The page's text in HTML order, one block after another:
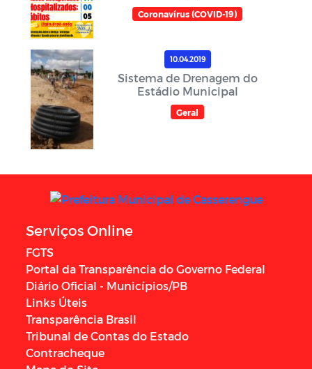
Coronavírus (COVID-19)
10.04.2019
Sistema de Drenagem do
Estádio Municipal
Geral
Serviços Online
FGTS
Portal da Transparência do Governo Federal
Diário Oficial - Municípios/PB
Links Úteis
Transparência Brasil
Tribunal de Contas do Estado
Contracheque